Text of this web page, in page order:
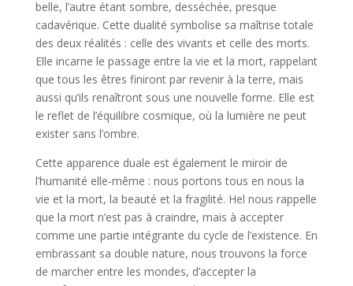
belle, l’autre étant sombre, desséchée, presque
cadavérique. Cette dualité symbolise sa maîtrise totale
des deux réalités : celle des vivants et celle des morts.
Elle incarne le passage entre la vie et la mort, rappelant
que tous les êtres finiront par revenir à la terre, mais
aussi qu’ils renaîtront sous une nouvelle forme. Elle est
le reflet de l’équilibre cosmique, où la lumière ne peut
exister sans l’ombre.
Cette apparence duale est également le miroir de
l’humanité elle-même : nous portons tous en nous la
vie et la mort, la beauté et la fragilité. Hel nous rappelle
que la mort n’est pas à craindre, mais à accepter
comme une partie intégrante du cycle de l’existence. En
embrassant sa double nature, nous trouvons la force
de marcher entre les mondes, d’accepter la